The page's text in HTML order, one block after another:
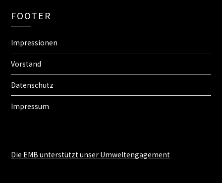
FOOTER
Impressionen
Vorstand
Datenschutz
Impressum
Die EMB unterstützt unser Umweltengagement